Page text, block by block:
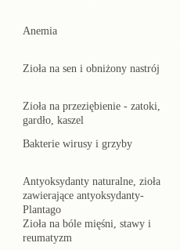
Anemia
Zioła na sen i obniżony nastrój
Zioła na przeziębienie - zatoki,
gardło, kaszel
Bakterie wirusy i grzyby
Antyoksydanty naturalne, zioła
zawierające antyoksydanty-
Plantago
Zioła na bóle mięśni, stawy i
reumatyzm